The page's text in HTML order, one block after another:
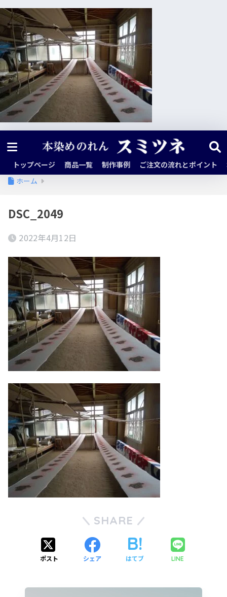
トップページ 商品一覧 制作事例 ご注文の流れとポイント
ホーム
DSC_2049
2022年4月12日
SHARE
ポスト シェア はてブ LINE